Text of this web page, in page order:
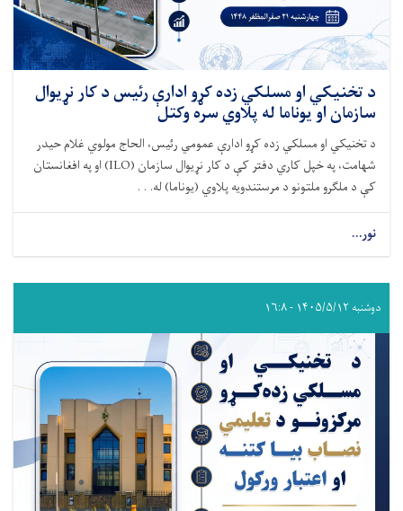
د تخنیکي او مسلکي زده کړو ادارې رئیس د کار نړیوال
سازمان او یوناما له پلاوي سره وکتل
د تخنیکي او مسلکي زده کړو ادارې عمومي رئیس، الحاج مولوي غلام حیدر
شهامت، په خپل کاري دفتر کې د کار نړیوال سازمان (ILO) او په افغانستان
کې د ملګرو ملتونو د مرستندویه پلاوي (یوناما) له. . .
نور...
دوشنبه ۱۴۰۵/۵/۱۲ - ۱۶:۸